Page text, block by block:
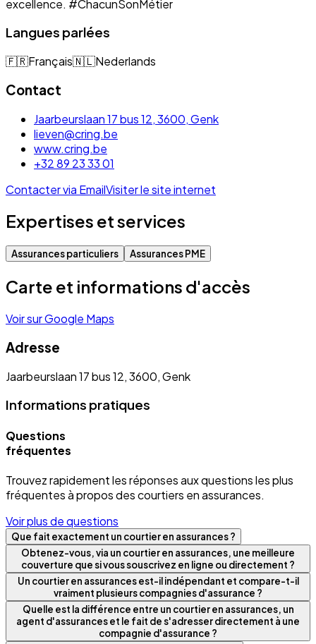
excellence. #ChacunSonMétier
Langues parlées
🇫🇷Français🇳🇱Nederlands
Contact
Jaarbeurslaan 17 bus 12, 3600, Genk
lieven@cring.be
www.cring.be
+32 89 23 33 01
Contacter via EmailVisiter le site internet
Expertises et services
Assurances particuliers Assurances PME
Carte et informations d'accès
Voir sur Google Maps
Adresse
Jaarbeurslaan 17 bus 12, 3600, Genk
Informations pratiques
Questions
fréquentes
Trouvez rapidement les réponses aux questions les plus
fréquentes à propos des courtiers en assurances.
Voir plus de questions
Que fait exactement un courtier en assurances ?
Obtenez-vous, via un courtier en assurances, une meilleure
couverture que si vous souscrivez en ligne ou directement ?
Un courtier en assurances est-il indépendant et compare-t-il
vraiment plusieurs compagnies d'assurance ?
Quelle est la différence entre un courtier en assurances, un
agent d'assurances et le fait de s'adresser directement à une
compagnie d'assurance ?